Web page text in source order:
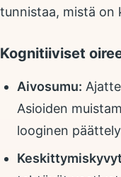
tunnistaa, mistä on
Kognitiiviset
Aivosumu:
Asioiden
looginen